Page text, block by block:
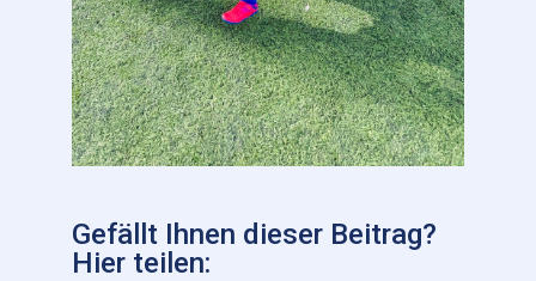
Gefällt Ihnen dieser Beitrag?
Hier teilen: